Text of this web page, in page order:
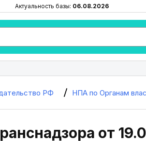
Актуальность базы: 06.08.2026
РФ НПА по Органам
от